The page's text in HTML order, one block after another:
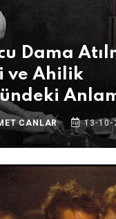
Dama
ve Ahilik
CANLAR 13-10-